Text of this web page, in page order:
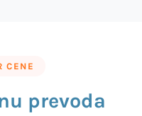
CENE
prevoda